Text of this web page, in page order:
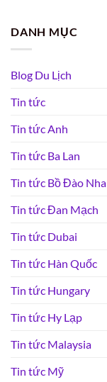
DANH MỤC
Blog Du Lịch
Tin tức
Tin tức Anh
Tin tức Ba Lan
Tin tức Bồ Đào Nha
Tin tức Đan Mạch
Tin tức Dubai
Tin tức Hàn Quốc
Tin tức Hungary
Tin tức Hy Lạp
Tin tức Malaysia
Tin tức Mỹ